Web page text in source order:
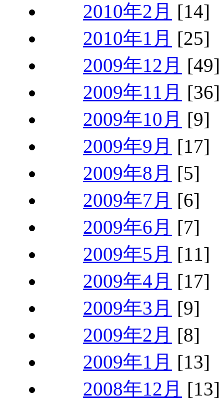
2010年2月 [14]
2010年1月 [25]
2009年12月 [49]
2009年11月 [36]
2009年10月 [9]
2009年9月 [17]
2009年8月 [5]
2009年7月 [6]
2009年6月 [7]
2009年5月 [11]
2009年4月 [17]
2009年3月 [9]
2009年2月 [8]
2009年1月 [13]
2008年12月 [13]